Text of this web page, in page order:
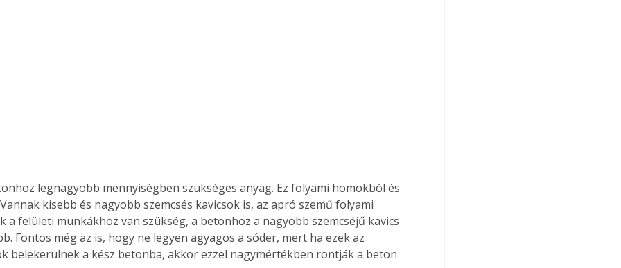
legnagyobb mennyiségben szükséges anyag. Ez folyami homokból és
kisebb és nagyobb szemcsés kavicsok is, az apró szemű folyami
a felületi munkákhoz van szükség, a betonhoz a nagyobb szemcséjű kavics
Fontos még az is, hogy ne legyen agyagos a sóder, mert ha ezek az
belekerülnek a kész betonba, akkor ezzel nagymértékben rontják a beton